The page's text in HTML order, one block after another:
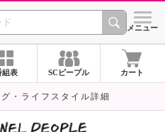
CHANNEL シメニュー
組表 SCピープル カート
・ライフスタイル詳細